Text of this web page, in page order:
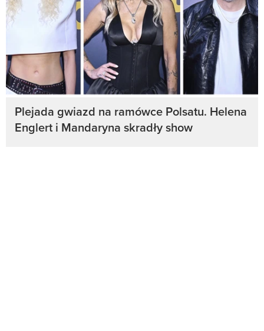
Plejada gwiazd na ramówce Polsatu. Helena
Englert i Mandaryna skradły show